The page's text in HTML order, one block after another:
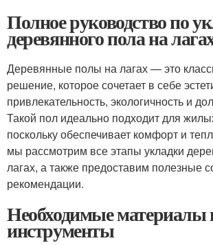
Полное руководство по
деревянного пола на
Деревянные полы на лагах — это
решение, которое сочетает в себе
привлекательность, экологичность и
Такой пол идеально подходит для
поскольку обеспечивает комфорт и
мы рассмотрим все этапы укладки
лагах, а также предоставим полезные
рекомендации.
Необходимые материалы
инструменты